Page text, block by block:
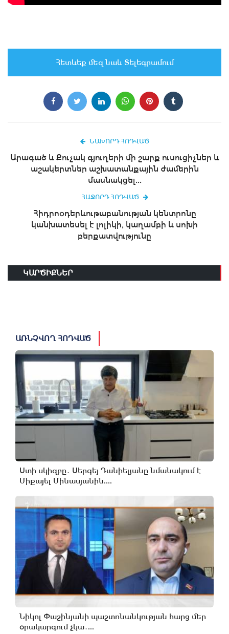
Հետևեք մեզ նաև Տելեգրամում
ՆԱԽՈՐԴ ՀՈԴՎԱԾ
Արագած և Քուչակ գյուղերի մի շարք ուսուցիչներ և
աշակերտներ աշխատանքային ժամերին
մասնակցել...
ՀԱՋՈՐԴ ՀՈԴՎԱԾ
Հիդրոօդերևութաբանության կենտրոնը
կանխատեսել է լոլիկի, կաղամբի և սոխի
բերքատվությունը
ԿԱՐԾԻՔՆԵՐ
ԱՌՆՉՎՈՂ ՀՈԴՎԱԾ
Ստի սկիզբը․ Սերգեյ Դանիելյանը նմանակում է
Միքայել Մինասյանին....
Նիկոլ Փաշինյանի պաշտոնանկության հարց մեր
օրակարգում չկա․...